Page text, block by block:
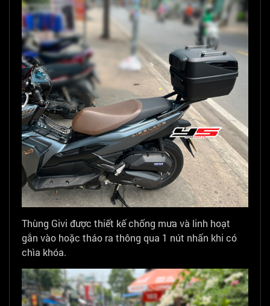
Thùng Givi được thiết kế chống mưa và linh hoạt
gắn vào hoặc tháo ra thông qua 1 nút nhấn khi có
chìa khóa.